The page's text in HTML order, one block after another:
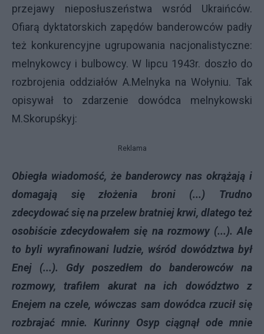
przejawy nieposłuszeństwa wsród Ukraińców.
Ofiarą dyktatorskich zapędów banderowców padły
też konkurencyjne ugrupowania nacjonalistyczne:
melnykowcy i bulbowcy. W lipcu 1943r. doszło do
rozbrojenia oddziałów A.Melnyka na Wołyniu. Tak
opisywał to zdarzenie dowódca melnykowski
M.Skorupśkyj:
Reklama
Obiegła wiadomość, że banderowcy nas okrążają i
domagają się złożenia broni (...) Trudno
zdecydować się na przelew bratniej krwi, dlatego też
osobiście zdecydowałem się na rozmowy (...). Ale
to byli wyrafinowani ludzie, wśród dowództwa był
Enej (...). Gdy poszedłem do banderowców na
rozmowy, trafiłem akurat na ich dowództwo z
Enejem na czele, wówczas sam dowódca rzucił się
rozbrajać mnie. Kurinny Osyp ciągnął ode mnie